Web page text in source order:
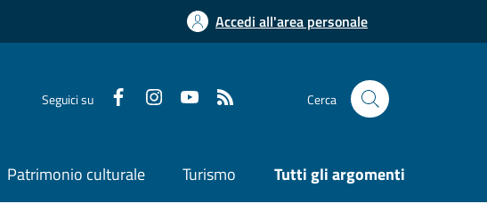
Accedi all'area personale
Seguici su Cerca
Patrimonio culturale Turismo Tutti gli argomenti